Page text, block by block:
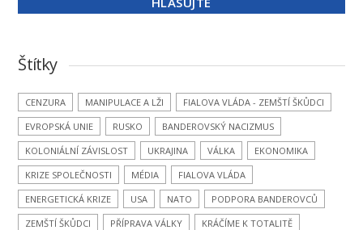
Štítky
CENZURA MANIPULACE A LŽI
FIALOVA VLÁDA - ZEMŠTÍ ŠKŮDCI
EVROPSKÁ UNIE
RUSKO
BANDEROVSKÝ NACIZMUS
KOLONIÁLNÍ ZÁVISLOST
UKRAJINA VÁLKA
EKONOMIKA
KRIZE SPOLEČNOSTI
MÉDIA
FIALOVA VLÁDA
ENERGETICKÁ KRIZE
USA NATO
PODPORA BANDEROVCŮ
ZEMŠTÍ ŠKŮDCI
PŘÍPRAVA VÁLKY KRÁČÍME K TOTALITĚ